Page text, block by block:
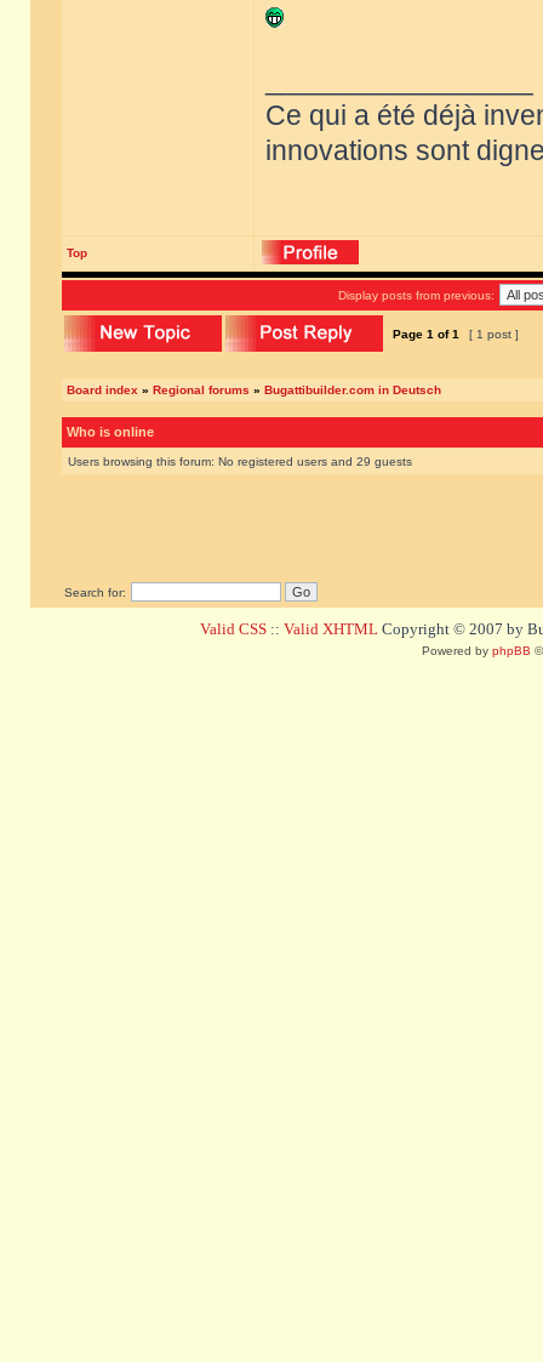
Ce qui a été déjà
innovations sont
Top
Display posts from previous:
Page 1 of1 [ 1 post ]
Board index » Regional forums » Bugattibuilder.com in Deutsch
Who is online
Users browsing this forum: No registered users and 29 guests
Search for:
Valid CSS :: Valid XHTML Copyright © 2007 by
Powered by phpBB